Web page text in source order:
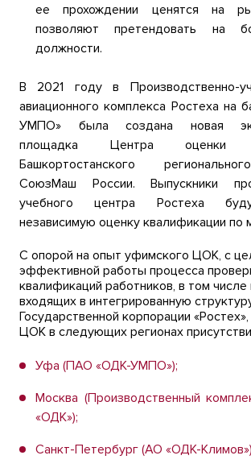
ее прохождении ценятся на
позволяют претендовать на
должности.
В 2021 году в Производственно-
авиационного комплекса Ростеха на
УМПО» была создана новая
площадка Центра оценки
Башкортостанского
СоюзМаш России. Выпускники
учебного центра Ростеха
независимую оценку квалификации по
С опорой на опыт уфимского ЦОК, с
эффективной работы процесса
квалификаций работников, в том числе
входящих в интегрированную
Государственной корпорации
ЦОК в следующих регионах
Уфа (ПАО «ОДК-УМПО»);
Москва (Производственный
«ОДК»);
Санкт-Петербург (АО «ОДК-